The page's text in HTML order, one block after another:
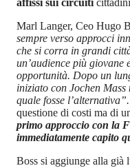
Marl Langer, Ceo Hugo
sempre verso approcci
che si corra in grandi
un’audience più giovane
opportunità. Dopo un
iniziato con Jochen
quale fosse l’alternativa”.
questione di costi ma di
primo approccio con la
immediatamente capito
Boss si aggiunge alla già